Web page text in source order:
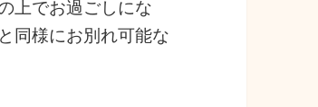
上でお過ごしにな
同様にお別れ可能な